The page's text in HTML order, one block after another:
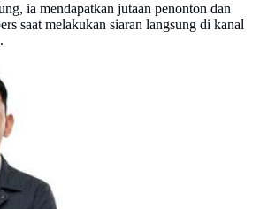
ia mendapatkan jutaan penonton dan
saat melakukan siaran langsung di kanal